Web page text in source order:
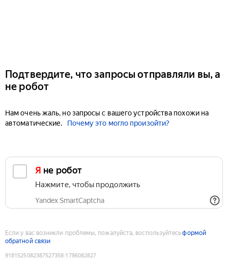
Подтвердите, что запросы отправляли вы, а
не робот
Нам очень жаль, но запросы с вашего устройства похожи на
автоматические.
Почему это могло произойти?
Я не робот
Нажмите, чтобы продолжить
Yandex SmartCaptcha
Если у вас возникли проблемы, пожалуйста, воспользуйтесьформой
обратной связи
9181525082387527358:1786082827